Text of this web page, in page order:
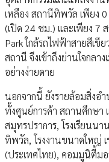
เหลือง สถานีทิพวัล เพียง
(เปิด 24 ชม.) และเพียง 7
Park ใกล้รถไฟฟ้าสายสีเขี
สถานี จึงเข้าถึงย่านใจกลา
อย่างง่ายดาย
นอกจากนี้ ยังรายล้อมสิ่งอ
ทั้งศูนย์การค้า สถานศึกษา
สมุทรปราการ, โรงเรียนนา
ทิพวัล, โรงงานขนาดใหญ่
(ประเทศไทย), คอมมูนิตี้ม